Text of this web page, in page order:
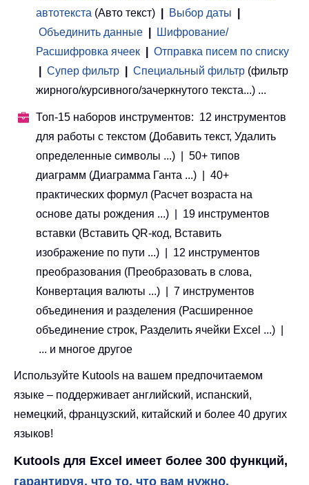
автотекста (Авто текст) Выбор даты
Объединить данные
Шифрование/
Расшифровка ячеек
Отправка писем по списку
Супер фильтр Специальный фильтр (фильтр
жирного/курсивного/зачеркнутого текста...) ...
Топ-15 наборов инструментов: 12 инструментов
для работы с текстом (Добавить текст, Удалить
определенные символы ...) | 50+ типов
диаграмм (Диаграмма Ганта ...) | 40+
практических формул (Расчет возраста на
основе даты рождения ...) | 19 инструментов
вставки (Вставить QR-код, Вставить
изображение по пути ...) | 12 инструментов
преобразования (Преобразовать в слова,
Конвертация валюты ...) | 7 инструментов
объединения и разделения (Расширенное
объединение строк, Разделить ячейки Excel ...) |
... и многое другое
Используйте Kutools на вашем предпочитаемом
языке – поддерживает английский, испанский,
немецкий, французский, китайский и более 40 других
языков!
Kutools для Excel имеет более 300 функций,
гарантируя, что то, что вам нужно,